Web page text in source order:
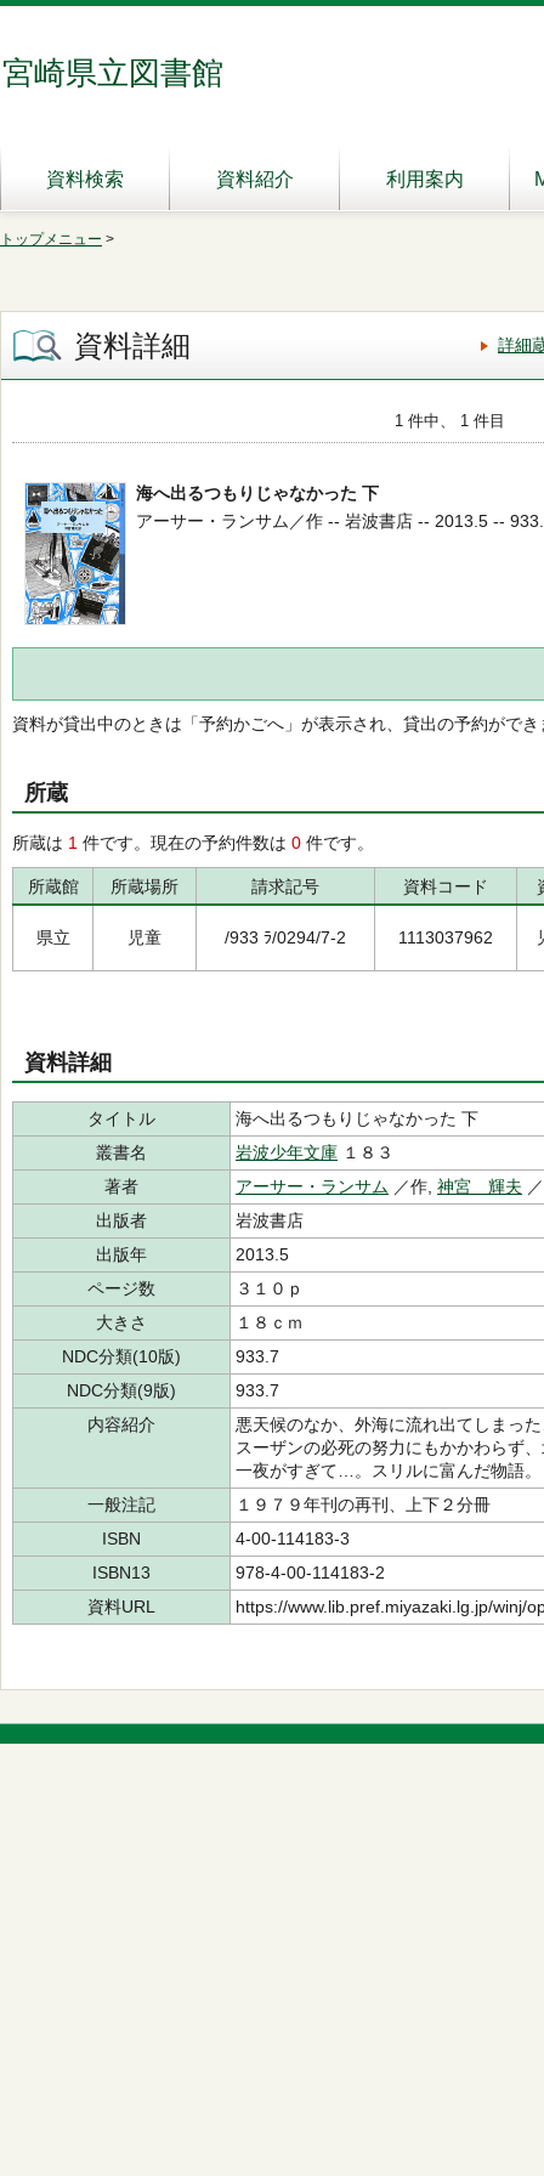
宮崎県立図書館
資料検索 資料紹介 利用案内
トップメニュー >
資料詳細 詳細
1 件中、 1 件目
海へ出るつもりじゃなかった 下
アーサー・ランサム／作 -- 岩波書店 -- 2013.5 --
資料が貸出中のときは「予約かごへ」が表示され、貸出の予約ができ
所蔵
所蔵は 1 件です。現在の予約件数は 0 件です。
所蔵館 所蔵場所 請求記号 資料コード
県立 児童 /933 ﾗ/0294/7-2 1113037962
資料詳細
タイトル
海へ出るつもりじゃなかった 下
叢書名
岩波少年文庫 １８３
著者
アーサー・ランサム ／作, 神宮 輝夫
出版者
岩波書店
出版年
2013.5
ページ数
３１０ｐ
大きさ
１８ｃｍ
NDC分類(10版)
933.7
NDC分類(9版)
933.7
内容紹介
悪天候のなか、外海に流れ出てしまっ
スーザンの必死の努力にもかかわらず
一夜がすぎて…。スリルに富んだ物語。
一般注記
１９７９年刊の再刊、上下２分冊
ISBN
4-00-114183-3
ISBN13
978-4-00-114183-2
資料URL
https://www.lib.pref.miyazaki.lg.jp/winj/